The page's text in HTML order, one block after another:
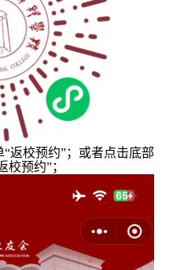
返校预约”；或者点击底部
校预约”；